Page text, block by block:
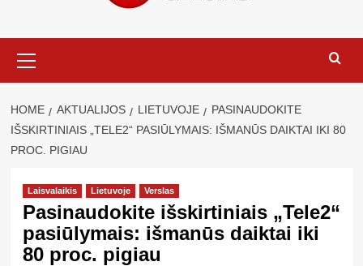
Menu
HOME AKTUALIJOS LIETUVOJE
PASINAUDOKITE
IŠSKIRTINIAIS „TELE2“ PASIŪLYMAIS: IŠMANŪS DAIKTAI IKI 80
PROC. PIGIAU
Laisvalaikis Lietuvoje Verslas
Pasinaudokite išskirtiniais „Tele2“
pasiūlymais: išmanūs daiktai iki
80 proc. pigiau